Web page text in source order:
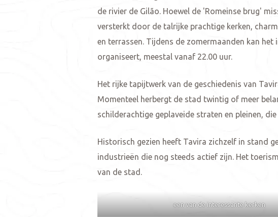
de rivier de Gilão. Hoewel de 'Romeinse brug'
versterkt door de talrijke prachtige kerken,
en terrassen. Tijdens de zomermaanden kan
organiseert, meestal vanaf 22.00 uur.
Het rijke tapijtwerk van de geschiedenis van
Momenteel herbergt de stad twintig of meer
schilderachtige geplaveide straten en pleinen,
Historisch gezien heeft Tavira zichzelf in stand
industrieën die nog steeds actief zijn. Het
van de stad.
een van de interessante kerken